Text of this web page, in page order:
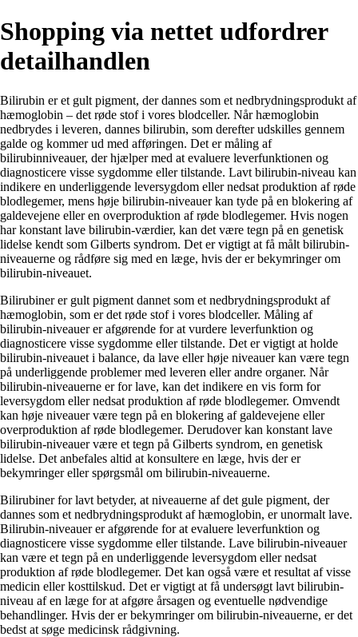
Shopping via nettet udfordrer
detailhandlen
Bilirubin er et gult pigment, der dannes som et nedbrydningsprodukt af
hæmoglobin – det røde stof i vores blodceller. Når hæmoglobin
nedbrydes i leveren, dannes bilirubin, som derefter udskilles gennem
galde og kommer ud med afføringen. Det er måling af
bilirubinniveauer, der hjælper med at evaluere leverfunktionen og
diagnosticere visse sygdomme eller tilstande. Lavt bilirubin-niveau kan
indikere en underliggende leversygdom eller nedsat produktion af røde
blodlegemer, mens høje bilirubin-niveauer kan tyde på en blokering af
galdevejene eller en overproduktion af røde blodlegemer. Hvis nogen
har konstant lave bilirubin-værdier, kan det være tegn på en genetisk
lidelse kendt som Gilberts syndrom. Det er vigtigt at få målt bilirubin-
niveauerne og rådføre sig med en læge, hvis der er bekymringer om
bilirubin-niveauet.
Bilirubiner er gult pigment dannet som et nedbrydningsprodukt af
hæmoglobin, som er det røde stof i vores blodceller. Måling af
bilirubin-niveauer er afgørende for at vurdere leverfunktion og
diagnosticere visse sygdomme eller tilstande. Det er vigtigt at holde
bilirubin-niveauet i balance, da lave eller høje niveauer kan være tegn
på underliggende problemer med leveren eller andre organer. Når
bilirubin-niveauerne er for lave, kan det indikere en vis form for
leversygdom eller nedsat produktion af røde blodlegemer. Omvendt
kan høje niveauer være tegn på en blokering af galdevejene eller
overproduktion af røde blodlegemer. Derudover kan konstant lave
bilirubin-niveauer være et tegn på Gilberts syndrom, en genetisk
lidelse. Det anbefales altid at konsultere en læge, hvis der er
bekymringer eller spørgsmål om bilirubin-niveauerne.
Bilirubiner for lavt betyder, at niveauerne af det gule pigment, der
dannes som et nedbrydningsprodukt af hæmoglobin, er unormalt lave.
Bilirubin-niveauer er afgørende for at evaluere leverfunktion og
diagnosticere visse sygdomme eller tilstande. Lave bilirubin-niveauer
kan være et tegn på en underliggende leversygdom eller nedsat
produktion af røde blodlegemer. Det kan også være et resultat af visse
medicin eller kosttilskud. Det er vigtigt at få undersøgt lavt bilirubin-
niveau af en læge for at afgøre årsagen og eventuelle nødvendige
behandlinger. Hvis der er bekymringer om bilirubin-niveauerne, er det
bedst at søge medicinsk rådgivning.